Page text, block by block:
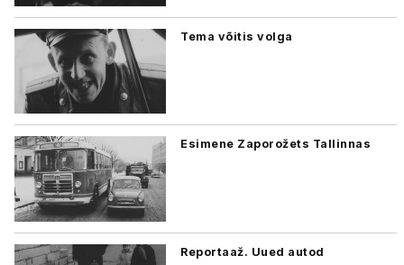
Tema võitis volga
Esimene Zaporožets Tallinnas
Reportaaž. Uued autod